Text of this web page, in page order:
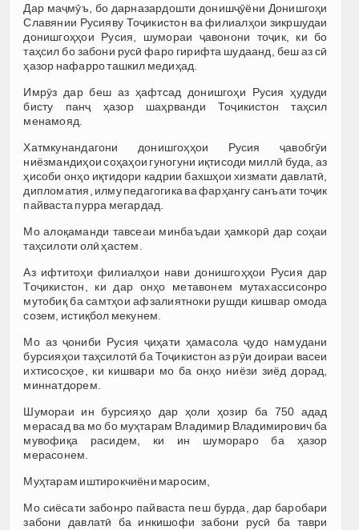
Дар маҷмӯъ, бо дарназардошти донишҷӯёни Донишгоҳи
Славянии Русияву Тоҷикистон ва филиалҳои зикршудаи
донишгоҳҳои Русия, шумораи ҷавонони тоҷик, ки бо
таҳсил бо забони русӣ фаро гирифта шудаанд, беш аз сӣ
ҳазор нафарро ташкил медиҳад.
Имрӯз дар беш аз ҳафтсад донишгоҳи Русия ҳудуди
бисту панҷ ҳазор шаҳрванди Тоҷикистон таҳсил
менамояд.
Хатмкунандагони донишгоҳҳои Русия ҷавобгӯи
ниёзмандиҳои соҳаҳои гуногуни иқтисоди миллӣ буда, аз
ҳисоби онҳо иқтидори кадрии бахшҳои хизмати давлатӣ,
дипломатия, илму педагогика ва фарҳангу санъати тоҷик
пайваста пурра мегардад.
Мо алоқаманди тавсеаи минбаъдаи ҳамкорӣ дар соҳаи
таҳсилоти олӣ ҳастем.
Аз ифтитоҳи филиалҳои нави донишгоҳҳои Русия дар
Тоҷикистон, ки дар онҳо метавонем мутахассисонро
мутобиқ ба самтҳои афзалиятноки рушди кишвар омода
созем, истиқбол мекунем.
Мо аз ҷониби Русия ҷиҳати ҳамасола ҷудо намудани
бурсияҳои таҳсилотӣ ба Тоҷикистон аз рӯи доираи васеи
ихтисосҳое, ки кишвари мо ба онҳо ниёзи зиёд дорад,
миннатдорем.
Шумораи ин бурсияҳо дар ҳоли ҳозир ба 750 адад
мерасад ва мо бо муҳтарам Владимир Владимирович ба
мувофиқа расидем, ки ин шумораро ба ҳазор
мерасонем.
Муҳтарам иштирокчиёни маросим,
Мо сиёсати забонро пайваста пеш бурда, дар баробари
забони давлатӣ ба инкишофи забони русӣ ба таври